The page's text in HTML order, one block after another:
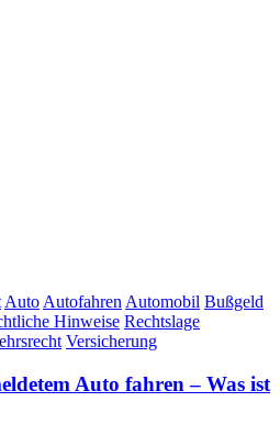
Auto Autofahren Automobil Bußgeld
Hinweise Rechtslage
Versicherung
Auto fahren – Was ist